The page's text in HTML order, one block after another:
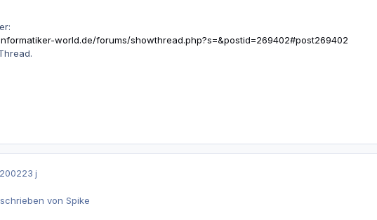
world.de/forums/showthread.php?s=&postid=269402#post269402
23 j
von Spike